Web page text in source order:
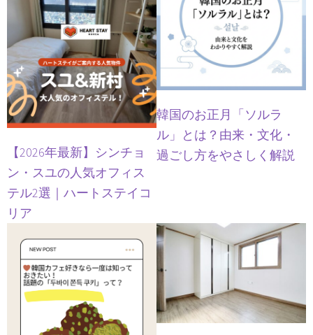
【2026年最新】シンチョ
ン・スユの人気オフィス
テル2選｜ハートステイコ
リア
韓国のお正月「ソルラ
ル」とは？由来・文化・
過ごし方をやさしく解説